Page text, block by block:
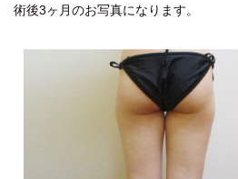
術後3ヶ月のお写真になります。